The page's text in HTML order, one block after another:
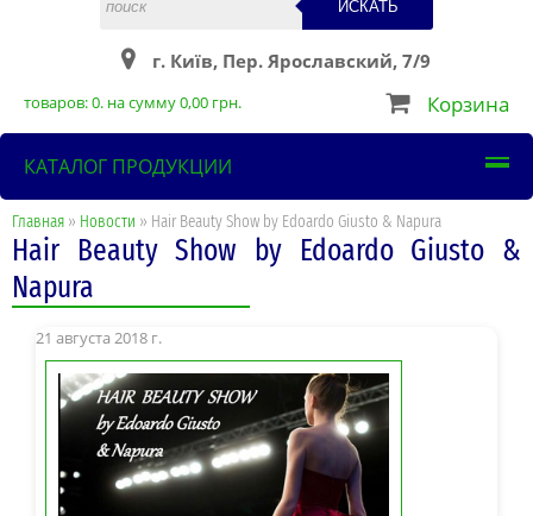
ИСКАТЬ
г. Київ, Пер. Ярославский, 7/9
товаров:0. на сумму0,00 грн. Корзина
КАТАЛОГ ПРОДУКЦИИ
Главная » Новости » Hair Beauty Show by Edoardo Giusto & Napura
Hair Beauty Show by Edoardo Giusto &
Napura
21 августа 2018 г.